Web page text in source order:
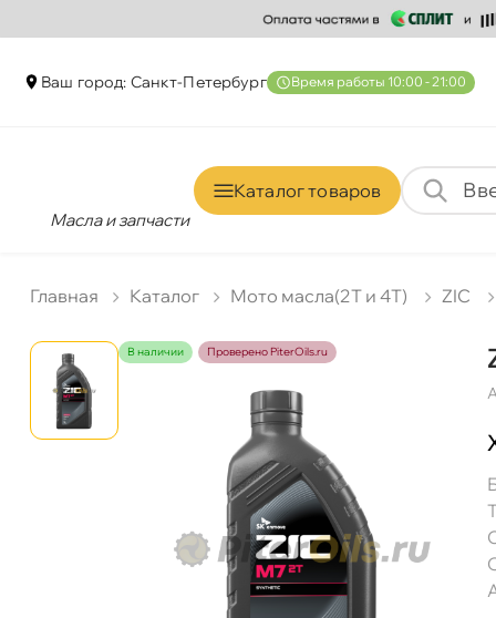
аш город: Санкт-Петербур ремя работы 10:00 - 21:00
Масла и запчасти
Каталог товаро
Главная Катало Мото масла(2T и 4T) ZIC
наличии Проверено PiterOils.ru